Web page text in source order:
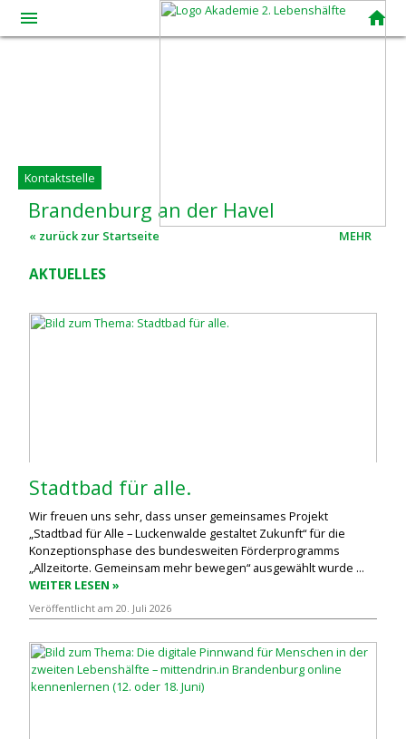
Kontaktstelle
Brandenburg an der Havel
MEHR
« zurück zur Startseite
AKTUELLES
Stadtbad für alle.
Wir freuen uns sehr, dass unser gemeinsames Projekt
„Stadtbad für Alle – Luckenwalde gestaltet Zukunft“ für die
Konzeptionsphase des bundesweiten Förderprogramms
„Allzeitorte. Gemeinsam mehr bewegen“ ausgewählt wurde ...
WEITER LESEN »
Veröffentlicht am 20. Juli 2026
menue home